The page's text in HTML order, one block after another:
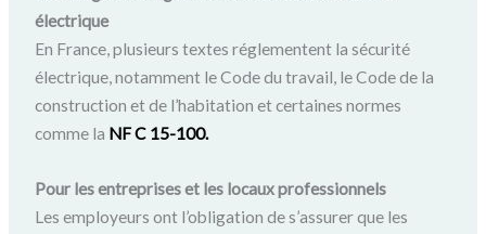
électrique
En France, plusieurs textes réglementent la sécurité
électrique, notamment le Code du travail, le Code de la
construction et de l’habitation et certaines normes
comme la NF C 15-100.
Pour les entreprises et les locaux professionnels
Les employeurs ont l’obligation de s’assurer que les